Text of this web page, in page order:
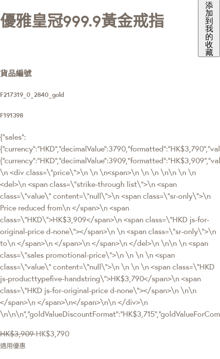
優雅皇冠999.9黃金戒指
添
加
到
我
的
收
藏
貨品編號
F217319_0_2840_gold
F191398
{"sales":
\n <div class=\"price\">\n \n \n<span>\n \n \n \n\n \n \n
<del>\n <span class=\"strike-through list\">\n <span
class=\"value\" content=\"null\">\n <span class=\"sr-only\">\n
Price reduced from\n </span>\n <span
class=\"HKD\">HK$3,909</span>\n <span class=\"HKD js-for-
original-price d-none\"></span>\n \n <span class=\"sr-only\">\n
to\n </span>\n </span>\n </span>\n </del>\n \n\n \n <span
class=\"sales promotional-price\">\n \n \n \n <span
class=\"value\" content=\"null\">\n \n \n \n <span class=\"HKD
js-producttypefive-handstring\">HK$3,790</span>\n <span
class=\"HKD js-for-original-price d-none\"></span>\n \n\n
</span>\n </span>\n</span>\n\n </div>\n
HK$3,909 HK$3,790
適用優惠